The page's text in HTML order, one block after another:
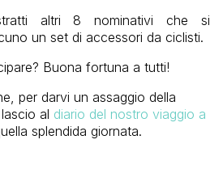
altri 8 nominativi che si
un set di accessori da ciclisti.
Buona fortuna a tutti!
per darvi un assaggio della
al diario del nostro viaggio a
splendida giornata.